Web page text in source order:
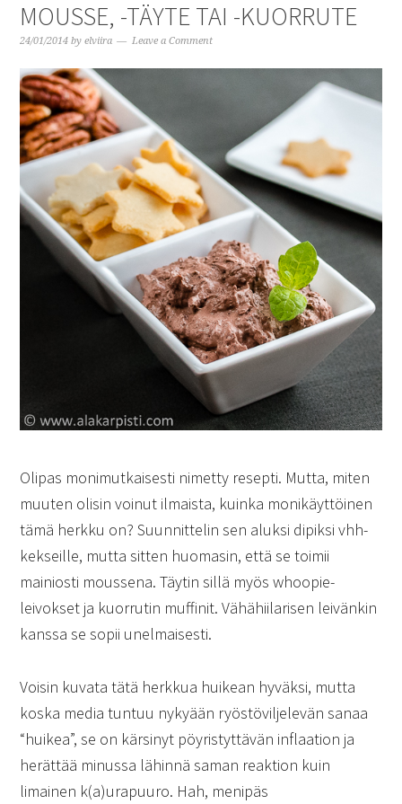
MOUSSE, -TÄYTE TAI -KUORRUTE
24/01/2014 byelviira Leave a Comment
Olipas monimutkaisesti nimetty resepti. Mutta, miten
muuten olisin voinut ilmaista, kuinka monikäyttöinen
tämä herkku on? Suunnittelin sen aluksi dipiksi vhh-
kekseille, mutta sitten huomasin, että se toimii
mainiosti moussena. Täytin sillä myös whoopie-
leivokset ja kuorrutin muffinit. Vähähiilarisen leivänkin
kanssa se sopii unelmaisesti.
Voisin kuvata tätä herkkua huikean hyväksi, mutta
koska media tuntuu nykyään ryöstöviljelevän sanaa
“huikea”, se on kärsinyt pöyristyttävän inflaation ja
herättää minussa lähinnä saman reaktion kuin
limainen k(a)urapuuro. Hah, menipäs